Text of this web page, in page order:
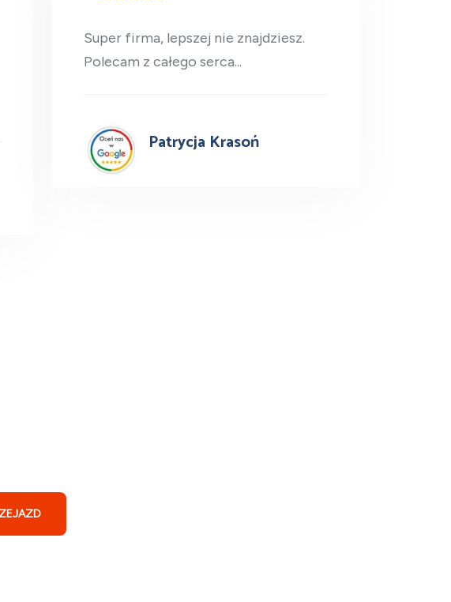
Super firma, lepszej nie znajdziesz.
Polecam z całego serca...
Patrycja Krasoń